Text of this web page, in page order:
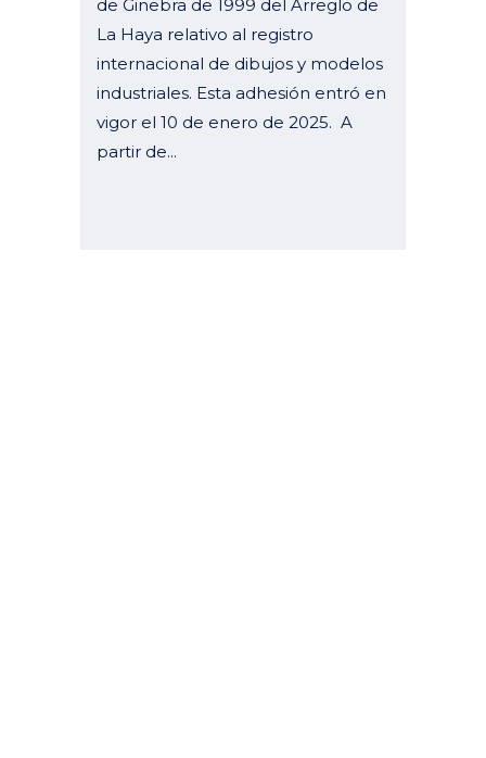
de Ginebra de 1999 del Arreglo de
La Haya relativo al registro
internacional de dibujos y modelos
industriales. Esta adhesión entró en
vigor el 10 de enero de 2025. A
partir de...